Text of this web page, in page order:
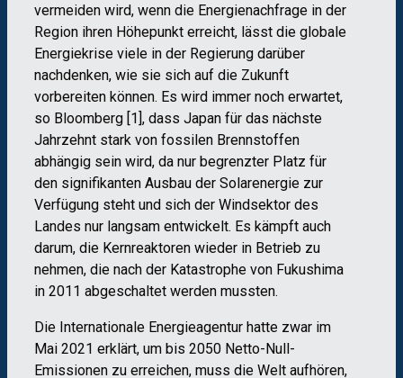
vermeiden wird, wenn die Energienachfrage in der
Region ihren Höhepunkt erreicht, lässt die globale
Energiekrise viele in der Regierung darüber
nachdenken, wie sie sich auf die Zukunft
vorbereiten können. Es wird immer noch erwartet,
so Bloomberg [1], dass Japan für das nächste
Jahrzehnt stark von fossilen Brennstoffen
abhängig sein wird, da nur begrenzter Platz für
den signifikanten Ausbau der Solarenergie zur
Verfügung steht und sich der Windsektor des
Landes nur langsam entwickelt. Es kämpft auch
darum, die Kernreaktoren wieder in Betrieb zu
nehmen, die nach der Katastrophe von Fukushima
in 2011 abgeschaltet werden mussten.
Die Internationale Energieagentur hatte zwar im
Mai 2021 erklärt, um bis 2050 Netto-Null-
Emissionen zu erreichen, muss die Welt aufhören,